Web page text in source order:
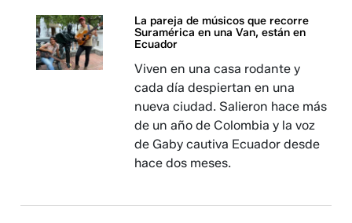
La pareja de músicos que recorre
Suramérica en una Van, están en
Ecuador
Viven en una casa rodante y
cada día despiertan en una
nueva ciudad. Salieron hace más
de un año de Colombia y la voz
de Gaby cautiva Ecuador desde
hace dos meses.